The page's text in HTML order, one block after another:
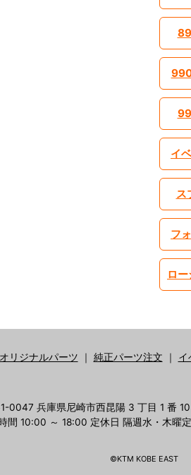
イ
ス
フ
ロ
オリジナルパーツ ｜ 純正パーツ注文 ｜ イ
0047 兵庫県尼崎市西昆陽 3 丁目 1 番
間 10:00 ～ 18:00 定休日 隔週水・木曜
©KTM KOBE EAST